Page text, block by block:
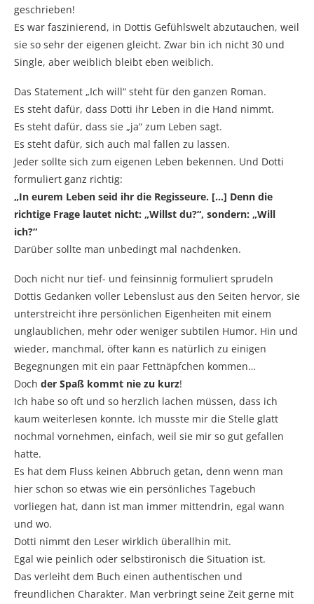
geschrieben!
Es war faszinierend, in Dottis Gefühlswelt abzutauchen, weil
sie so sehr der eigenen gleicht. Zwar bin ich nicht 30 und
Single, aber weiblich bleibt eben weiblich.
Das Statement „Ich will“ steht für den ganzen Roman.
Es steht dafür, dass Dotti ihr Leben in die Hand nimmt.
Es steht dafür, dass sie „ja“ zum Leben sagt.
Es steht dafür, sich auch mal fallen zu lassen.
Jeder sollte sich zum eigenen Leben bekennen. Und Dotti
formuliert ganz richtig:
„In eurem Leben seid ihr die Regisseure. […] Denn die
richtige Frage lautet nicht: „Willst du?“, sondern: „Will
ich?“
Darüber sollte man unbedingt mal nachdenken.
Doch nicht nur tief- und feinsinnig formuliert sprudeln
Dottis Gedanken voller Lebenslust aus den Seiten hervor, sie
unterstreicht ihre persönlichen Eigenheiten mit einem
unglaublichen, mehr oder weniger subtilen Humor. Hin und
wieder, manchmal, öfter kann es natürlich zu einigen
Begegnungen mit ein paar Fettnäpfchen kommen…
Doch der Spaß kommt nie zu kurz!
Ich habe so oft und so herzlich lachen müssen, dass ich
kaum weiterlesen konnte. Ich musste mir die Stelle glatt
nochmal vornehmen, einfach, weil sie mir so gut gefallen
hatte.
Es hat dem Fluss keinen Abbruch getan, denn wenn man
hier schon so etwas wie ein persönliches Tagebuch
vorliegen hat, dann ist man immer mittendrin, egal wann
und wo.
Dotti nimmt den Leser wirklich überallhin mit.
Egal wie peinlich oder selbstironisch die Situation ist.
Das verleiht dem Buch einen authentischen und
freundlichen Charakter. Man verbringt seine Zeit gerne mit